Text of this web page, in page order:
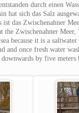
durch einen
hat sich das Salz
ist das Zwischenahner
the Zwischenahner Meer,
because it is a
and once fresh water
downwards by five meters